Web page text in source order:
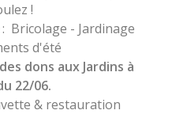
!
Bricolage - Jardinage
d'été
dons aux Jardins à
22/06.
& restauration